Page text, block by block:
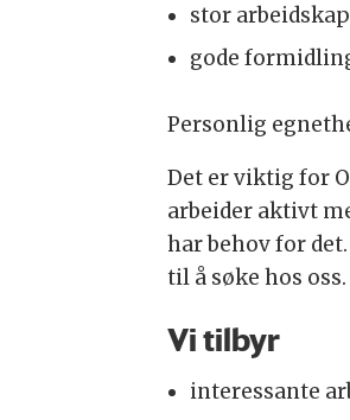
stor
gode
Personlig
Det er viktig for
arbeider aktivt
har behov for
til å søke hos oss.
Vi tilbyr
interessante